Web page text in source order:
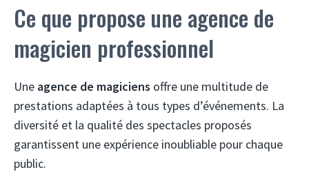
Ce que propose une agence de
magicien professionnel
Une agence de magiciens offre une multitude de
prestations adaptées à tous types d’événements. La
diversité et la qualité des spectacles proposés
garantissent une expérience inoubliable pour chaque
public.